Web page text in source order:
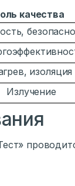
качества
изоляция
Излучение